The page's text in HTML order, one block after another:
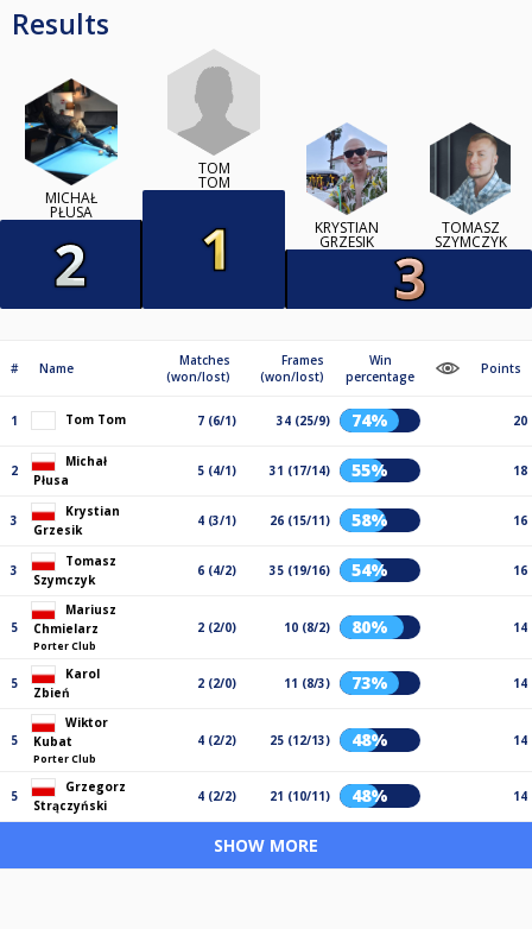
Results
MICHAŁ
PŁUSA
TOM
TOM
KRYSTIAN
GRZESIK
TOMASZ
SZYMCZYK
# Name
Matches
(won/lost)
Frames
(won/lost)
Win
percentage
Points
1 Tom Tom 7 (6/1) 34 (25/9) 74% 20
2
Michał
Płusa
5 (4/1) 31 (17/14) 55% 18
3
Krystian
Grzesik
4 (3/1) 26 (15/11) 58% 16
3
Tomasz
Szymczyk
6 (4/2) 35 (19/16) 54% 16
5
Mariusz
Chmielarz
Porter Club
2 (2/0) 10 (8/2) 80% 14
5
Karol
Zbień
2 (2/0) 11 (8/3) 73% 14
5
Wiktor
Kubat
Porter Club
4 (2/2) 25 (12/13) 48% 14
5
Grzegorz
Strączyński
4 (2/2) 21 (10/11) 48% 14
SHOW MORE